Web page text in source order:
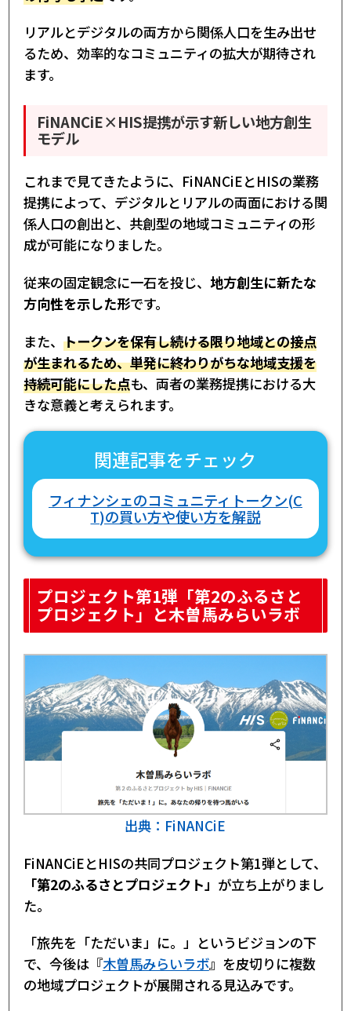
リアルとデジタルの両方から関係人口を生み出せ
るため、効率的なコミュニティの拡大が期待され
ます。
FiNANCiE×HIS提携が示す新しい地方創生
モデル
これまで見てきたように、FiNANCiEとHISの業務
提携によって、デジタルとリアルの両面における関
係人口の創出と、共創型の地域コミュニティの形
成が可能になりました。
従来の固定観念に一石を投じ、 地方創生に新たな
方向性を示した形です。
また、 トークンを保有し続ける限り地域との接点
が生まれるため、単発に終わりがちな地域支援を
持続可能にした点も、両者の業務提携における大
きな意義と考えられます。
関連記事をチェック
フィナンシェのコミュニティトークン(C
T)の買い方や使い方を解説
プロジェクト第1弾「第2のふるさと
プロジェクト」と木曽馬みらいラボ
出典：FiNANCiE
FiNANCiEとHISの共同プロジェクト第1弾として、
「第2のふるさとプロジェクト」 が立ち上がりまし
た。
「旅先を「ただいま」に。」というビジョンの下
で、今後は『木曽馬みらいラボ』を皮切りに複数
の地域プロジェクトが展開される見込みです。